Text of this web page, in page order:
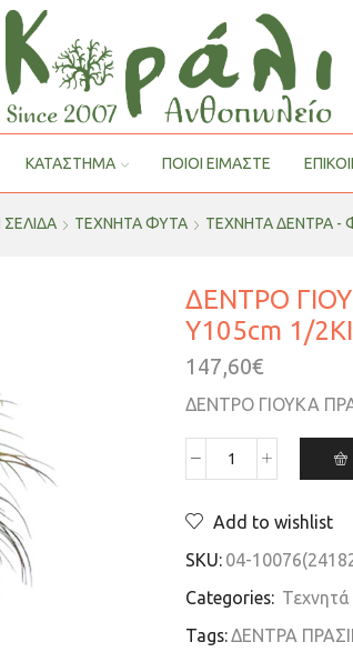
ΚΑΤΑΣΤΗΜΑ ΠΟΙΟΙ ΕΊΜΑΣΤΕ
ΣΕΛΊΔΑ ΤΕΧΝΗΤΑ ΦΥΤΑ ΤΕΧΝΗΤΆ ΔΈΝΤΡΑ -
ΔΕΝΤΡΟ
Υ105cm 1/
147,60€
ΔΕΝΤΡΟ ΓΙΟΥΚΑ
Add to wishlist
SKU: 04-
Categories:
Tags:ΔΕΝΤΡΑ